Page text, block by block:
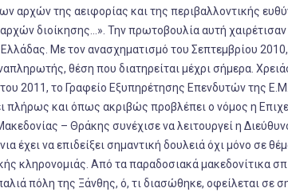
αρχών της αειφορίας και της περιβαλλοντικής
διοίκησης...». Την πρωτοβουλία αυτή
Με τον ανασχηματισμό του Σεπτεμβρίου
θέση που διατηρείται μέχρι σήμερα.
2011, το Γραφείο Εξυπηρέτησης Επενδυτών της
πλήρως και όπως ακριβώς προβλέπει ο νόμος η
– Θράκης συνέχισε να λειτουργεί η
έχει να επιδείξει σημαντική δουλειά όχι μόνο σε
κληρονομιάς. Από τα παραδοσιακά μακεδονίτικα
πόλη της Ξάνθης, ό, τι διασώθηκε, οφείλεται σε